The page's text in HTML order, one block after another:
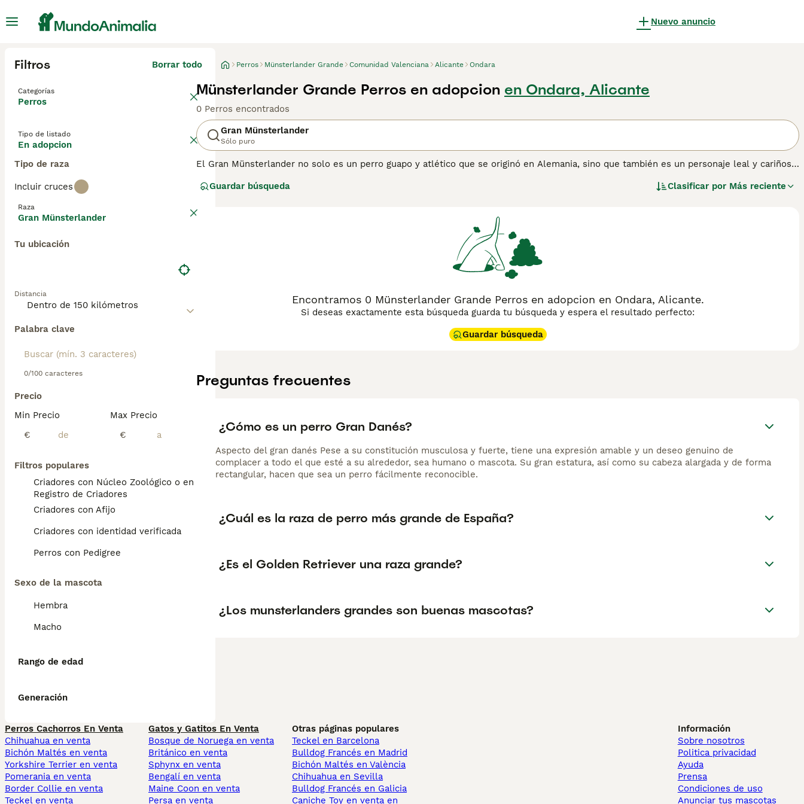
Nuevo anuncio
Filtros Borrar todo
Categorías
Perros
Tipo de listado
En adopcion
Tipo de raza
Incluir cruces
Raza
Gran Münsterlander
Tu ubicación
Distancia
Palabra clave
0/100 caracteres
Precio
Min Precio
€
Max Precio
€
Filtros populares
Criadores con Núcleo Zoológico o en el
Registro de Criadores
Criadores con Afijo
Criadores con identidad verificada
Perros con Pedigree
Sexo de la mascota
Hembra
Macho
Rango de edad
Generación
Perros Münsterlander Grande Comunidad Valenciana Alicante Ondara
Münsterlander Grande Perros en adopcion en Ondara, Alicante
0 Perros encontrados
Gran Münsterlander
Sólo puro
El Gran Münsterlander no solo es un perro guapo y atlético que se originó en Alemania, sino que también es un personaje leal y cariñoso
en su Alemania natal también son muy valorados como perros de compañía y de familia. Lee nuestra página de consejos de compra de
Guardar búsqueda Clasificar por Más reciente
Encontramos 0 Münsterlander Grande Perros en adopcion en Ondara, Alicante.
Si deseas exactamente esta búsqueda guarda tu búsqueda y espera el resultado perfecto:
Guardar búsqueda
Preguntas frecuentes
¿Cómo es un perro Gran Danés?
Aspecto del gran danés Pese a su constitución musculosa y fuerte, tiene una expresión amable y un deseo genuino de
complacer a todo el que esté a su alrededor, sea humano o mascota. Su gran estatura, así como su cabeza alargada y de forma
rectangular, hacen que sea un perro fácilmente reconocible.
¿Cuál es la raza de perro más grande de España?
¿Es el Golden Retriever una raza grande?
¿Los munsterlanders grandes son buenas mascotas?
Perros Cachorros En Venta
Chihuahua en venta
Bichón Maltés en venta
Yorkshire Terrier en venta
Pomerania en venta
Border Collie en venta
Teckel en venta
Gatos y Gatitos En Venta
Bosque de Noruega en venta
Británico en venta
Sphynx en venta
Bengalí en venta
Maine Coon en venta
Persa en venta
Otras páginas populares
Teckel en Barcelona
Bulldog Francés en Madrid
Bichón Maltés en València
Chihuahua en Sevilla
Bulldog Francés en Galicia
Caniche Toy en venta en
Información
Sobre nosotros
Politica privacidad
Ayuda
Prensa
Condiciones de uso
Anunciar tus mascotas